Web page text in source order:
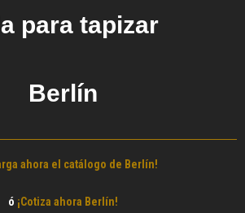
para tapizar
Berlín
ahora el catálogo de Berlín!
ó ¡Cotiza ahora Berlín!